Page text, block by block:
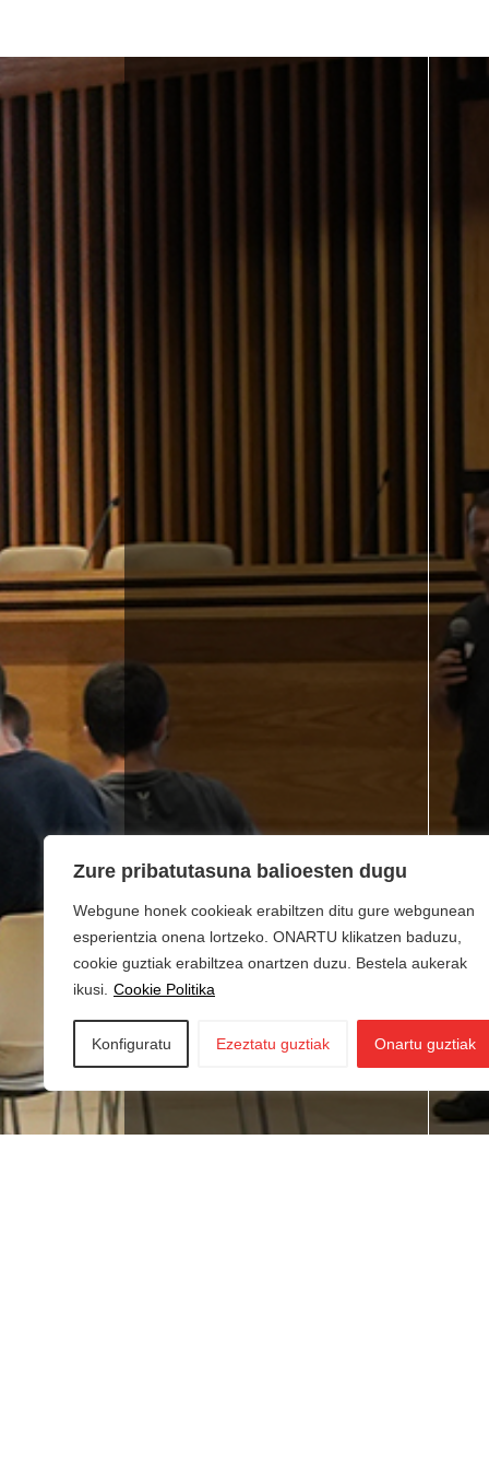
Zure pribatutasuna balioesten dugu
Webgune honek cookieak erabiltzen ditu gure webgunean
esperientzia onena lortzeko. ONARTU klikatzen baduzu,
cookie guztiak erabiltzea onartzen duzu. Bestela aukerak
ikusi. Cookie Politika
Konfiguratu Ezeztatu guztiak Onartu guztiak